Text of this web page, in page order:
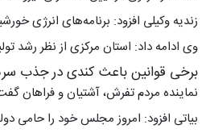
زندیه وکیلی افزود: برنامه‌های انرژی خورشیدی در
وی ادامه داد: استان مرکزی از نظر رشد
برخی قوانین باعث کندی در جذب
نماینده مردم تفرش، آشتیان و فراهان
بیاتی افزود: امروز مجلس خود را حامی